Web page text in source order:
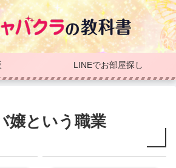
LINEでお部屋探し
嬢という職業